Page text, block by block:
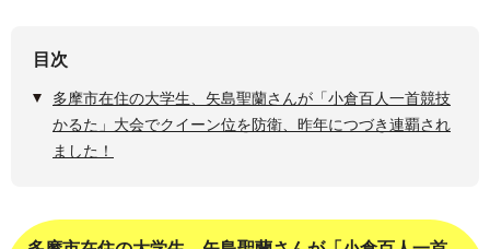
目次
多摩市在住の大学生、矢島聖蘭さんが「小倉百人一首競技
かるた」大会でクイーン位を防衛、昨年につづき連覇され
ました！